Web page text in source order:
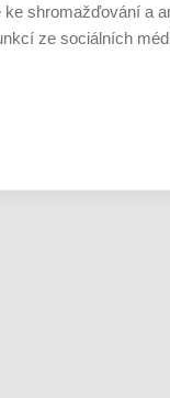
shromažďování a
ze sociálních